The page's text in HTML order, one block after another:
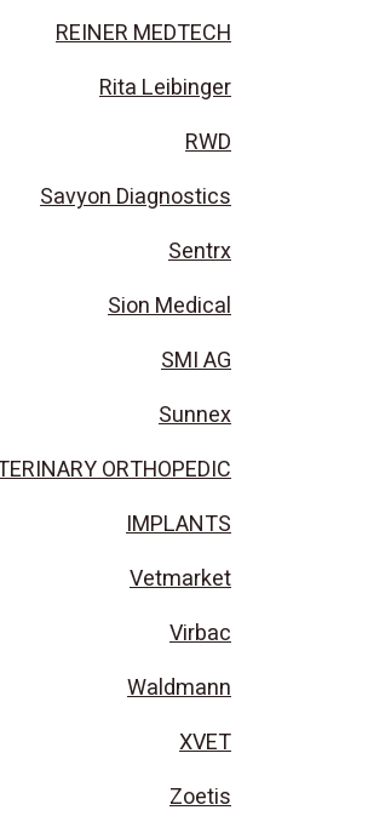
REINER MEDTECH
Rita Leibinger
RWD
Savyon Diagnostics
Sentrx
Sion Medical
SMI AG
Sunnex
ORTHOPEDIC
IMPLANTS
Vetmarket
Virbac
Waldmann
XVET
Zoetis